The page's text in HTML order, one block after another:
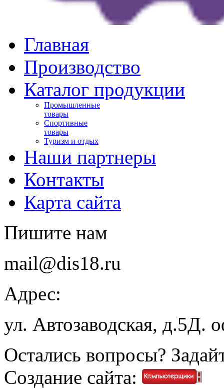
Главная
Производство
Каталог продукции
Промышленные
товары
Спортивные
товары
Туризм и отдых
Наши партнеры
Контакты
Карта сайта
Пишите нам
mail@dis18.ru
Адрес:
ул. Автозаводская, д.5Д.
Остались вопросы?
Создание сайта: